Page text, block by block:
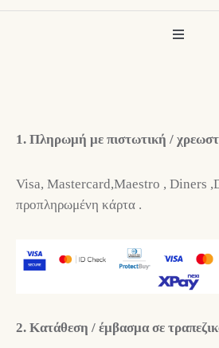
1. Πληρωμή με πιστωτική /
Visa, Mastercard,Maestro , Diners
προπληρωμένη κάρτα .
2. Κατάθεση / έμβασμα σε